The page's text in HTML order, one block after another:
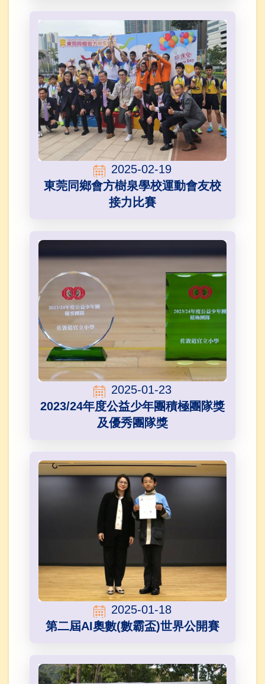
2025-02-19
東莞同鄉會方樹泉學校運動會友校
接力比賽
2025-01-23
2023/24年度公益少年團積極團隊獎
及優秀團隊獎
2025-01-18
第二屆AI奧數(數霸盃)世界公開賽